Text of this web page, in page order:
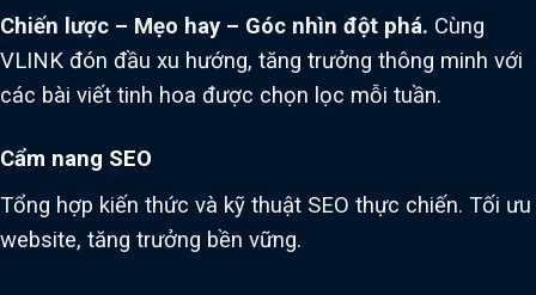
Chiến lược – Mẹo hay – Góc nhìn đột phá. Cùng
VLINK đón đầu xu hướng, tăng trưởng thông minh với
các bài viết tinh hoa được chọn lọc mỗi tuần.
Cẩm nang SEO
Tổng hợp kiến thức và kỹ thuật SEO thực chiến. Tối ưu
website, tăng trưởng bền vững.